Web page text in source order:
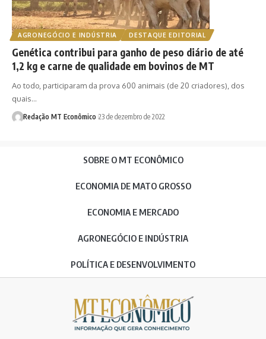
AGRONEGÓCIO E INDÚSTRIA DESTAQUE EDITORIAL
Genética contribui para ganho de peso diário de até
1,2 kg e carne de qualidade em bovinos de MT
Ao todo, participaram da prova 600 animais (de 20 criadores), dos
quais…
Redação MT Econômico 23 de dezembro de 2022
SOBRE O MT ECONÔMICO
ECONOMIA DE MATO GROSSO
ECONOMIA E MERCADO
AGRONEGÓCIO E INDÚSTRIA
POLÍTICA E DESENVOLVIMENTO